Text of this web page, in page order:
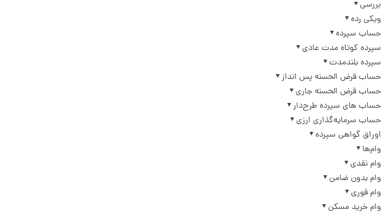
بررسی
ویکی رده
حساب سپرده
سپرده کوتاه مدت عادی
سپرده بلندمدت
حساب قرض الحسنه پس انداز
حساب قرض الحسنه جاری
حساب های سپرده طرح‌دار
حساب سرمایه‌گذاری ارزی
اوراق گواهی سپرده
وام‌ها
وام نقدی
وام بدون ضامن
وام فوری
وام خرید مسکن